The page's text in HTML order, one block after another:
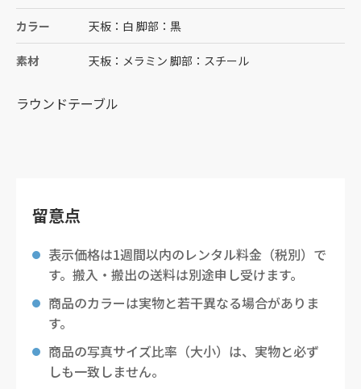
カラー 天板：白 脚部：黒
素材 天板：メラミン 脚部：スチール
ラウンドテーブル
留意点
表示価格は1週間以内のレンタル料金（税別）で
す。搬入・搬出の送料は別途申し受けます。
商品のカラーは実物と若干異なる場合がありま
す。
商品の写真サイズ比率（大小）は、実物と必ず
しも一致しません。